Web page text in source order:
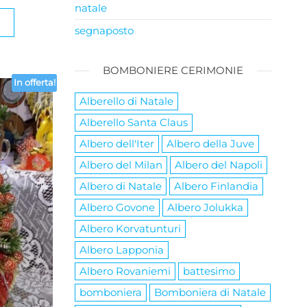
attuale
In offerta!
natale
segnaposto
BOMBONIERE CERIMONIE
Alberello di Natale
Alberello Santa Claus
Albero dell'Iter
Albero della Juve
Albero del Milan
Albero del Napoli
Albero di Natale
Albero Finlandia
Albero Govone
Albero Jolukka
Albero Korvatunturi
Albero Lapponia
Albero Rovaniemi
battesimo
bomboniera
Bomboniera di Natale